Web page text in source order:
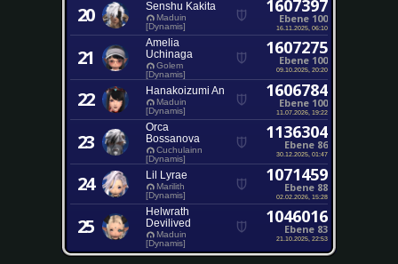
20 Senshu Kakita
Maduin
[Dynamis]
1607397
Ebene 100
16.11.2025, 06:10
21
Amelia
Uchinaga
Golem
[Dynamis]
1607275
Ebene 100
09.10.2025, 20:20
22 Hanakoizumi An
Maduin
[Dynamis]
1606784
Ebene 100
11.07.2026, 19:22
23
Orca
Bossanova
Cuchulainn
[Dynamis]
1136304
Ebene 86
30.12.2025, 01:47
24 Lil Lyrae
Marilith
[Dynamis]
1071459
Ebene 88
02.02.2026, 15:28
25
Helwrath
Devilived
Maduin
[Dynamis]
1046016
Ebene 83
21.10.2025, 22:53